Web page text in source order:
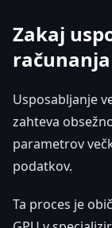
Zakaj
računanja
Usposabljanje
zahteva
parametrov
podatkov.
Ta proces je